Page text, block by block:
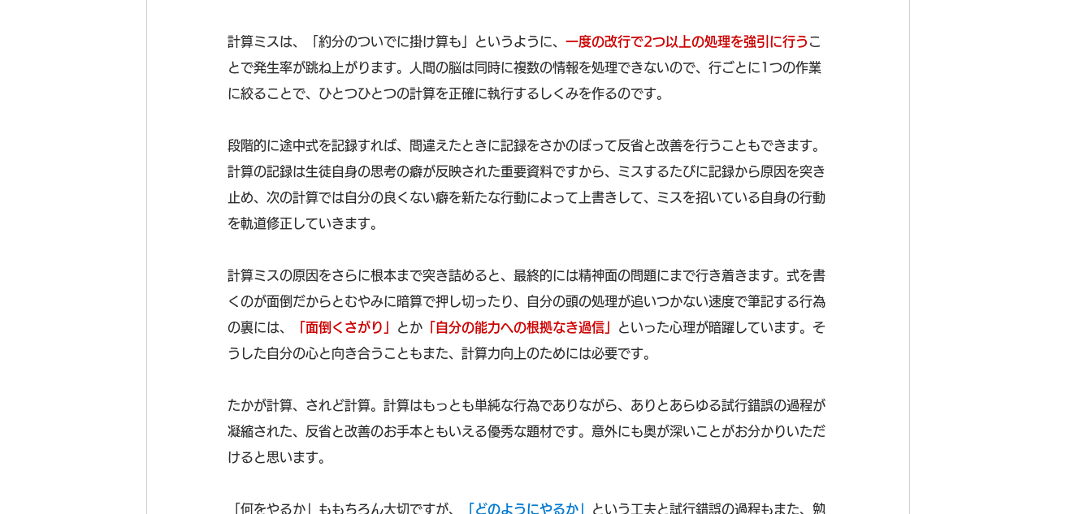
計算ミスは、「約分のついでに掛け算も」というように、 一度の改行で2つ以上の処理を強引に行う こ
とで発生率が跳ね上がります。人間の脳は同時に複数の情報を処理できないので、行ごとに1つの作業
に絞ることで、ひとつひとつの計算を正確に執行するしくみを作るのです。
段階的に途中式を記録すれば、間違えたときに記録をさかのぼって反省と改善を行うこともできます。
計算の記録は生徒自身の思考の癖が反映された重要資料ですから、ミスするたびに記録から原因を突き
止め、次の計算では自分の良くない癖を新たな行動によって上書きして、ミスを招いている自身の行動
を軌道修正していきます。
計算ミスの原因をさらに根本まで突き詰めると、最終的には精神面の問題にまで行き着きます。式を書
くのが面倒だからとむやみに暗算で押し切ったり、自分の頭の処理が追いつかない速度で筆記する行為
の裏には、
「面倒くさがり」 とか 「自分の能力への根拠なき過信」
といった心理が暗躍しています。そ
うした自分の心と向き合うこともまた、計算力向上のためには必要です。
たかが計算、されど計算。計算はもっとも単純な行為でありながら、ありとあらゆる試行錯誤の過程が
凝縮された、反省と改善のお手本ともいえる優秀な題材です。意外にも奥が深いことがお分かりいただ
けると思います。
「何をやるか」ももちろん大切ですが、 「どのようにやるか」 という工夫と試行錯誤の過程もまた、勉